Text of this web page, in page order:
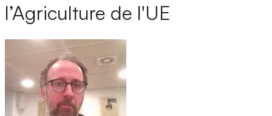
l’Agriculture de l'UE